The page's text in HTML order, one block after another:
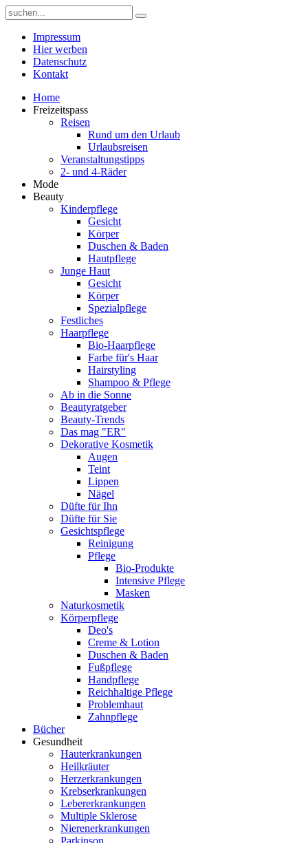
Impressum
Hier werben
Datenschutz
Kontakt
Home
Freizeitspass
Reisen
Rund um den Urlaub
Urlaubsreisen
Veranstaltungstipps
2- und 4-Räder
Mode
Beauty
Kinderpflege
Gesicht
Körper
Duschen & Baden
Hautpflege
Junge Haut
Gesicht
Körper
Spezialpflege
Festliches
Haarpflege
Bio-Haarpflege
Farbe für's Haar
Hairstyling
Shampoo & Pflege
Ab in die Sonne
Beautyratgeber
Beauty-Trends
Das mag "ER"
Dekorative Kosmetik
Augen
Teint
Lippen
Nägel
Düfte für Ihn
Düfte für Sie
Gesichtspflege
Reinigung
Pflege
Bio-Produkte
Intensive Pflege
Masken
Naturkosmetik
Körperpflege
Deo's
Creme & Lotion
Duschen & Baden
Fußpflege
Handpflege
Reichhaltige Pflege
Problemhaut
Zahnpflege
Bücher
Gesundheit
Hauterkrankungen
Heilkräuter
Herzerkrankungen
Krebserkrankungen
Lebererkrankungen
Multiple Sklerose
Nierenerkrankungen
Parkinson